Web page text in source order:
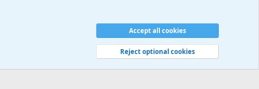
Privacy policy Help © Military Quotes and Mottos
Accept all cookies
Reject optional cookies